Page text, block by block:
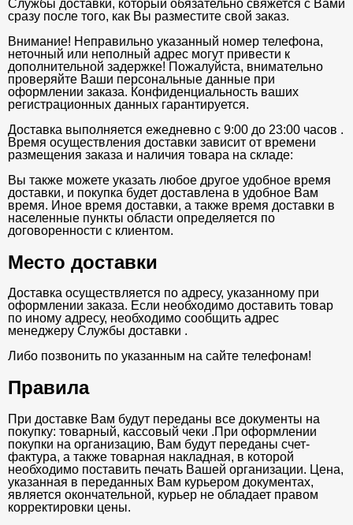
Службы доставки, который обязательно свяжется с Вами
сразу после того, как Вы разместите свой заказ.
Внимание! Неправильно указанный номер телефона,
неточный или неполный адрес могут привести к
дополнительной задержке! Пожалуйста, внимательно
проверяйте Ваши персональные данные при
оформлении заказа. Конфиденциальность ваших
регистрационных данных гарантируется.
Доставка выполняется ежедневно с 9:00 до 23:00 часов .
Время осуществления доставки зависит от времени
размещения заказа и наличия товара на складе:
Вы также можете указать любое другое удобное время
доставки, и покупка будет доставлена в удобное Вам
время. Иное время доставки, а также время доставки в
населенные пункты области определяется по
договоренности с клиентом.
Место доставки
Доставка осуществляется по адресу, указанному при
оформлении заказа. Если необходимо доставить товар
по иному адресу, необходимо сообщить адрес
менеджеру Службы доставки .
Либо позвонить по указанным на сайте телефонам!
Правила
При доставке Вам будут переданы все документы на
покупку: товарный, кассовый чеки .При оформлении
покупки на организацию, Вам будут переданы счет-
фактура, а также товарная накладная, в которой
необходимо поставить печать Вашей организации. Цена,
указанная в переданных Вам курьером документах,
является окончательной, курьер не обладает правом
корректировки цены.